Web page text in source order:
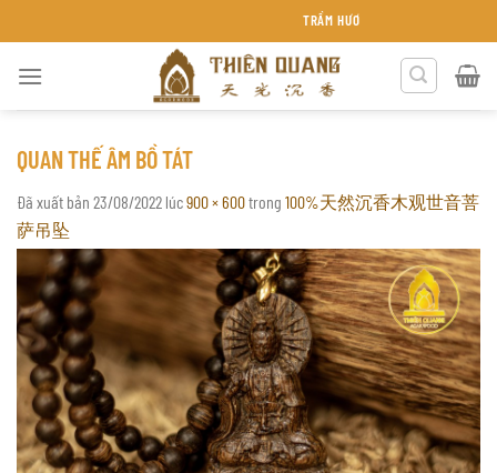
đến
TRẦM HƯƠNG THIÊN QUANG KHÁNH HÒA
QUAN THẾ ÂM BỒ TÁT
Đã xuất bản 23/08/2022 lúc900 × 600trong 100%天然沉香木观世音菩
萨吊坠